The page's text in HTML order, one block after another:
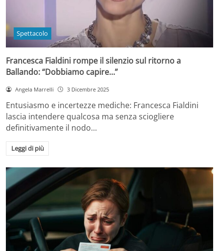
Spettacolo
Francesca Fialdini rompe il silenzio sul ritorno a
Ballando: “Dobbiamo capire…”
Angela Marrelli 3 Dicembre 2025
Entusiasmo e incertezze mediche: Francesca Fialdini
lascia intendere qualcosa ma senza sciogliere
definitivamente il nodo…
Leggi di più